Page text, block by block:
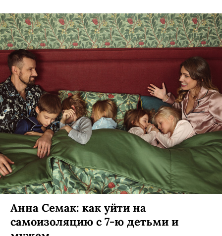
Анна Семак: как уйти на
самоизоляцию с 7-ю детьми и